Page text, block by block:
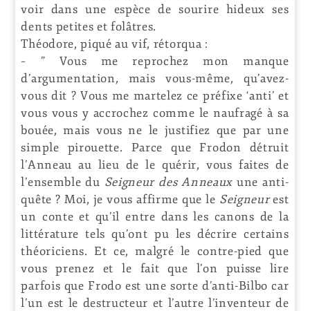
voir dans une espèce de sourire hideux ses
dents petites et folâtres.
Théodore, piqué au vif, rétorqua :
– ” Vous me reprochez mon manque
d’argumentation, mais vous-même, qu’avez-
vous dit ? Vous me martelez ce préfixe ‘anti’ et
vous vous y accrochez comme le naufragé à sa
bouée, mais vous ne le justifiez que par une
simple pirouette. Parce que Frodon détruit
l’Anneau au lieu de le quérir, vous faites de
l’ensemble du Seigneur des Anneaux une anti-
quête ? Moi, je vous affirme que le Seigneurest
un conte et qu’il entre dans les canons de la
littérature tels qu’ont pu les décrire certains
théoriciens. Et ce, malgré le contre-pied que
vous prenez et le fait que l’on puisse lire
parfois que Frodo est une sorte d’anti-Bilbo car
l’un est le destructeur et l’autre l’inventeur de